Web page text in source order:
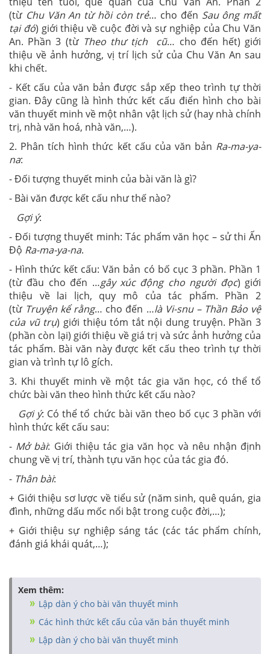
(từ Chu Văn An từ hồi còn trẻ… cho đến Sau ông mất
tại đó) giới thiệu về cuộc đời và sự nghiệp của Chu Văn
An. Phần 3 (từ Theo thư tịch cũ… cho đến hết) giới
thiệu về ảnh hưởng, vị trí lịch sử của Chu Văn An sau
khi chết.
- Kết cấu của văn bản được sắp xếp theo trình tự thời
gian. Đây cũng là hình thức kết cấu điển hình cho bài
văn thuyết minh về một nhân vật lịch sử (hay nhà chính
trị, nhà văn hoá, nhà văn,…).
2. Phân tích hình thức kết cấu của văn bản Ra-ma-ya-
na:
- Đối tượng thuyết minh của bài văn là gì?
- Bài văn được kết cấu như thế nào?
Gợi ý:
- Đối tượng thuyết minh: Tác phẩm văn học – sử thi Ấn
Độ Ra-ma-ya-na.
- Hình thức kết cấu: Văn bản có bố cục 3 phần. Phần 1
(từ đầu cho đến …gây xúc động cho người đọc) giới
thiệu về lai lịch, quy mô của tác phẩm. Phần 2
(từ Truyện kể rằng… cho đến …là Vi-snu – Thần Bảo vệ
của vũ trụ) giới thiệu tóm tắt nội dung truyện. Phần 3
(phần còn lại) giới thiệu về giá trị và sức ảnh hưởng của
tác phẩm. Bài văn này được kết cấu theo trình tự thời
gian và trình tự lô gích.
3. Khi thuyết minh về một tác gia văn học, có thể tổ
chức bài văn theo hình thức kết cấu nào?
Gợi ý: Có thể tổ chức bài văn theo bố cục 3 phần với
hình thức kết cấu sau:
- Mở bài: Giới thiệu tác gia văn học và nêu nhận định
chung về vị trí, thành tựu văn học của tác gia đó.
- Thân bài:
+ Giới thiệu sơ lược về tiểu sử (năm sinh, quê quán, gia
đình, những dấu mốc nổi bật trong cuộc đời,…);
+ Giới thiệu sự nghiệp sáng tác (các tác phẩm chính,
đánh giá khái quát,…);
Xem thêm:
Lập dàn ý cho bài văn thuyết minh
Các hình thức kết cấu của văn bản thuyết minh
Lập dàn ý cho bài văn thuyết minh